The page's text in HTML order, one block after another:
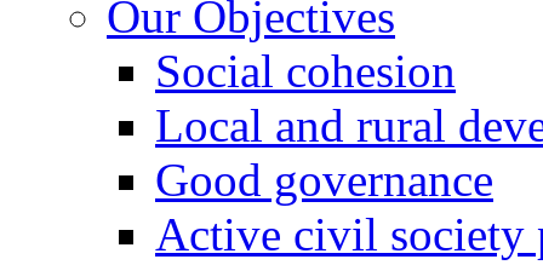
Our Objectives
Social cohesion
Local and rural
Good governance
Active civil society